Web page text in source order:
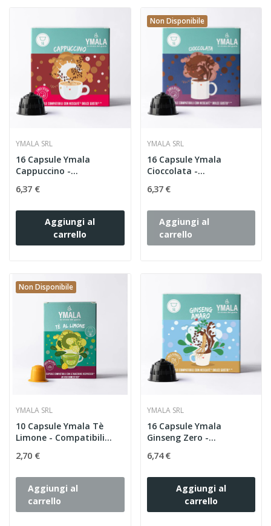
YMALA SRL
16 Capsule Ymala
Cappuccino -
6,37 €
Aggiungi al
carrello
Non Disponibile
YMALA SRL
16 Capsule Ymala
Cioccolata -
6,37 €
Aggiungi al
carrello
Non Disponibile
YMALA SRL
10 Capsule Ymala Tè
Limone - Compatibili
2,70 €
Aggiungi al
carrello
YMALA SRL
16 Capsule Ymala
Ginseng Zero -
6,74 €
Aggiungi al
carrello